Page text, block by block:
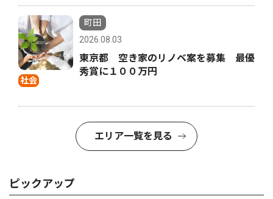
社会
町田
2026.08.03
東京都 空き家のリノベ案を募集 最優
秀賞に１００万円
エリア一覧を見る
ピックアップ